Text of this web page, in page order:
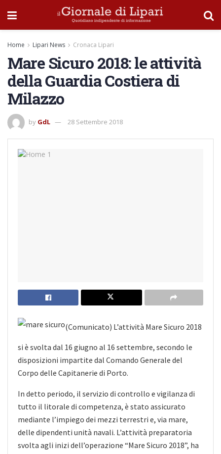
Home Lipari News Cronaca Lipari
Mare Sicuro 2018: le attività
della Guardia Costiera di
Milazzo
by GdL 28 Settembre 2018
(Comunicato) L’attività Mare Sicuro 2018
si è svolta dal 16 giugno al 16 settembre, secondo le
disposizioni impartite dal Comando Generale del
Corpo delle Capitanerie di Porto.
In detto periodo, il servizio di controllo e vigilanza di
tutto il litorale di competenza, è stato assicurato
mediante l’impiego dei mezzi terrestri e, via mare,
delle dipendenti unità navali. L’attività preparatoria
svolta agli inizi dell’operazione “Mare Sicuro 2018”, ha